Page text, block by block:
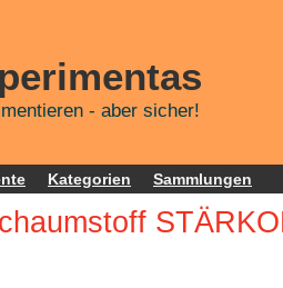
- aber sicher!
Kategorien Sammlungen